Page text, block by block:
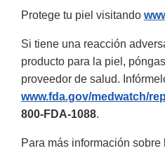
Protege tu piel visitando
Si tiene una reacción
producto para la piel,
proveedor de salud.
www.fda.gov/medwatch/
800-FDA-1088.
Para más información